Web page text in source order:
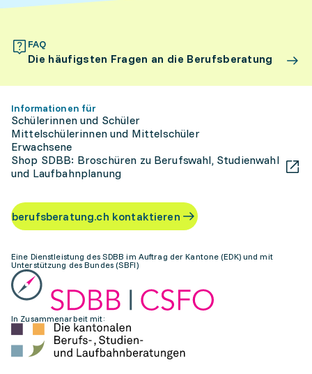
FAQ
Die häufigsten Fragen an die Berufsberatung
Informationen für
Schülerinnen und Schüler
Mittelschülerinnen und Mittelschüler
Erwachsene
Shop SDBB: Broschüren zu Berufswahl, Studienwahl
und Laufbahnplanung
berufsberatung.ch kontaktieren
Eine Dienstleistung des SDBB im Auftrag der Kantone (EDK) und mit
Unterstützung des Bundes (SBFI)
In Zusammenarbeit mit: